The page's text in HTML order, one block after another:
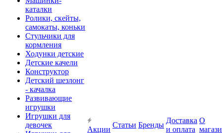
каталки
Ролики, скейты,
самокаты, коньки
Стульчики для
кормления
Ходунки детские
Детские качели
Конструктор
Детский шезлонг
- качалка
Развивающие
игрушки
Игрушки для
девочек
Акции
Статьи Бренды
Доставка
и оплата
О